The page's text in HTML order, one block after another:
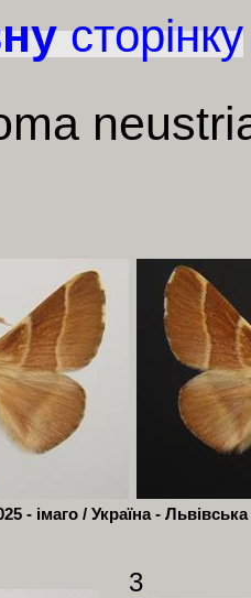
сторінку
- імаго / Україна -
3